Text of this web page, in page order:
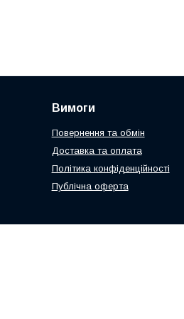
Вимоги
Повернення та обмін
Доставка та оплата
Політика конфіденційності
Публічна оферта